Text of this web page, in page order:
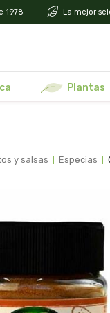
1978 La mejor
plantas
y salsas especias